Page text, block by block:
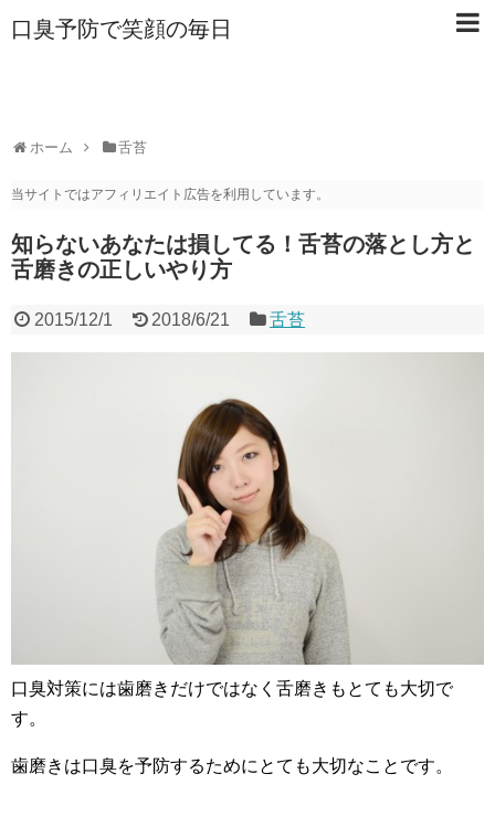
口臭予防で笑顔の毎日
ホーム 舌苔
当サイトではアフィリエイト広告を利用しています。
知らないあなたは損してる！舌苔の落とし方と
舌磨きの正しいやり方
2015/12/1 2018/6/21 舌苔
口臭対策には歯磨きだけではなく舌磨きもとても大切で
す。
歯磨きは口臭を予防するためにとても大切なことです。